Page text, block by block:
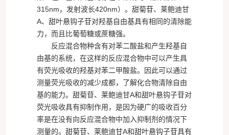
315nm，发射波长420nm）。甜菊苷、莱鲍迪甘
A、甜叶悬钩子苷对羟基自由基具有相同的清除能
力，而且比葡萄糖或蔗糖强。
反应混合物种含有对苯二酸盐和产生羟基自
由基的系统，在这样的反应混合物中可以产生具
有荧光吸收的羟基对苯二甲酸盐。因此可以通过
测量荧光吸收的减少成都，了解化合物清除自由
基的能力。甜菊苷、莱鲍迪甘A和甜叶悬钩子苷对
荧光吸收具有抑制作用，是因为硬广的吸收百分
率是在没有向反应混合物中加入抑制剂的情况下
测量的。甜菊苷、莱鲍迪甘A和甜叶悬钩子苷具有